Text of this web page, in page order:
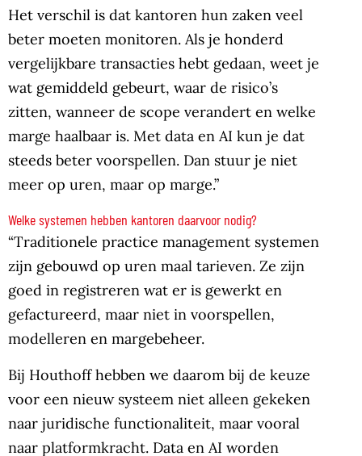
Het verschil is dat kantoren hun zaken veel
beter moeten monitoren. Als je honderd
vergelijkbare transacties hebt gedaan, weet je
wat gemiddeld gebeurt, waar de risico’s
zitten, wanneer de scope verandert en welke
marge haalbaar is. Met data en AI kun je dat
steeds beter voorspellen. Dan stuur je niet
meer op uren, maar op marge.”
Welke systemen hebben kantoren daarvoor nodig?
“Traditionele practice management systemen
zijn gebouwd op uren maal tarieven. Ze zijn
goed in registreren wat er is gewerkt en
gefactureerd, maar niet in voorspellen,
modelleren en margebeheer.
Bij Houthoff hebben we daarom bij de keuze
voor een nieuw systeem niet alleen gekeken
naar juridische functionaliteit, maar vooral
naar platformkracht. Data en AI worden